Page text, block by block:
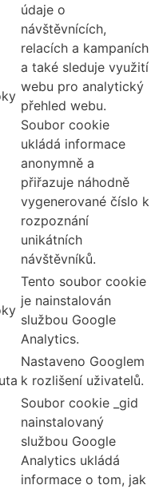
údaje o
návštěvnících,
relacích a kampaních
a také sleduje využití
webu pro analytický
přehled webu.
Soubor cookie
ukládá informace
anonymně a
přiřazuje náhodně
vygenerované číslo k
rozpoznání
unikátních
návštěvníků.
Tento soubor cookie
je nainstalován
službou Google
Analytics.
Nastaveno Googlem
k rozlišení uživatelů.
Soubor cookie _gid
nainstalovaný
službou Google
Analytics ukládá
informace o tom, jak